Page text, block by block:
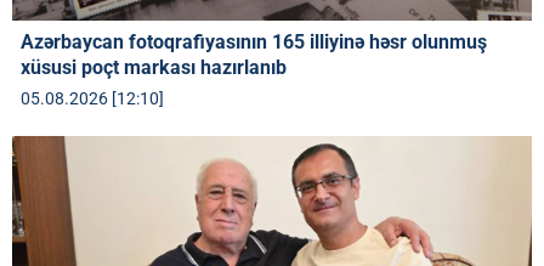
Azərbaycan fotoqrafiyasının 165 illiyinə həsr olunmuş
xüsusi poçt markası hazırlanıb
05.08.2026 [12:10]